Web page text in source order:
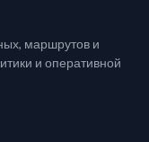
маршрутов и
и оперативной